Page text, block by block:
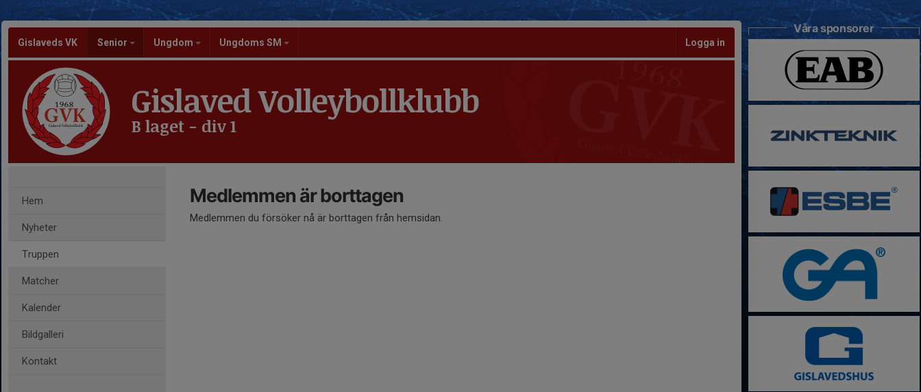
Gislaveds VK Senior Ungdom Ungdoms SM Logga in
Gislaved Volleybollklubb
B laget - div 1
Hem
Nyheter
Truppen
Matcher
Kalender
Bildgalleri
Kontakt
Medlemmen är borttagen
Medlemmen du försöker nå är borttagen från hemsidan.
Våra sponsorer